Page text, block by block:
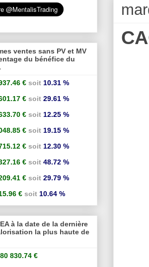
ventes sans PV et MV
du bénéfice du
€ soit 10.31 %
€ soit 29.61 %
€ soit 12.25 %
€ soit 19.15 %
€ soit 12.30 %
€ soit 48.72 %
€ soit 29.79 %
€ soit 10.64 %
à la date de la dernière
la plus haute de
830.74 €